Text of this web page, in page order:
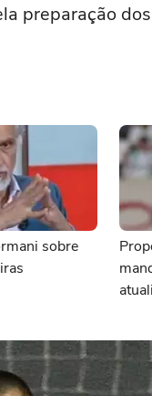
preparação
sobre